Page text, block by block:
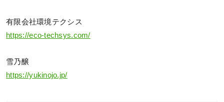
有限会社環境テクシス
https://eco-techsys.com/
雪乃醸
https://yukinojo.jp/